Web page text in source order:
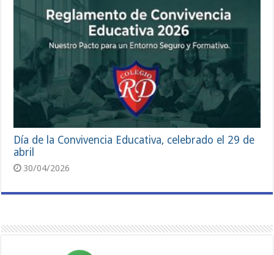
Día de la Convivencia Educativa, celebrado el 29 de
abril
30/04/2026